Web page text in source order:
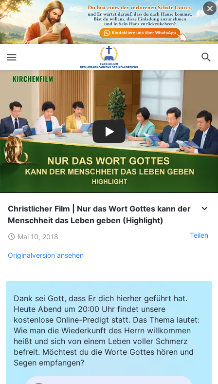
Christlicher Film | Nur das Wort Gottes kann der
Menschheit das Leben geben (Highlight)
Mai 10, 2018 Teilen
Originalversion ansehen
Dank sei Gott, dass Er dich hierher geführt hat.
Heute Abend um 20:00 Uhr findet unsere
kostenlose Online-Predigt statt. Das Thema lautet:
Wie man die Wiederkunft des Herrn willkommen
heißt und sich von einem Leben voller Schmerz
befreit. Möchtest du die Worte Gottes hören und
Segen empfangen?